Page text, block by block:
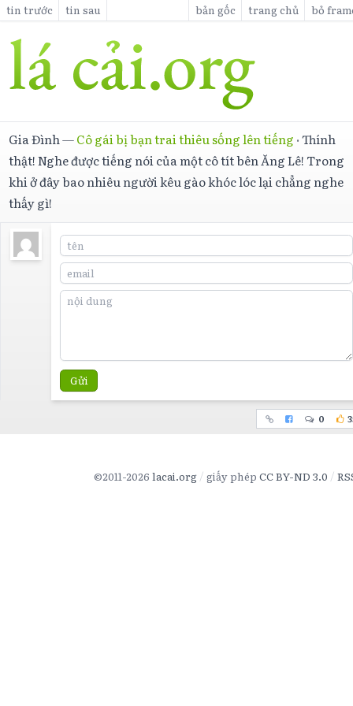
tin trước tin sau bản gốc trang chủ bỏ
Gia Đình—Cô gái bị bạn trai thiêu sống lên tiếng ·Thính
thật! Nghe được tiếng nói của một cô tít bên Ăng Lê! Trong
khi ở đây bao nhiêu người kêu gào khóc lóc lại chẳng nghe
thấy gì!
Gửi
0
©2011-2026 lacai.org giấy phép CC BY-ND 3.0